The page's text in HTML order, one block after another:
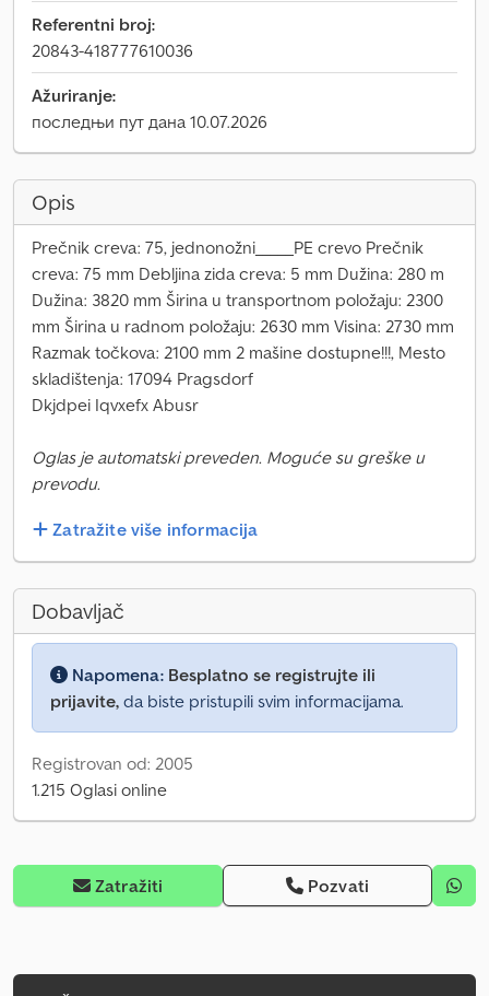
Referentni broj:
20843-418777610036
Ažuriranje:
последњи пут дана 10.07.2026
Opis
Prečnik creva: 75, jednonožni_____PE crevo Prečnik
creva: 75 mm Debljina zida creva: 5 mm Dužina: 280 m
Dužina: 3820 mm Širina u transportnom položaju: 2300
mm Širina u radnom položaju: 2630 mm Visina: 2730 mm
Razmak točkova: 2100 mm 2 mašine dostupne!!!, Mesto
skladištenja: 17094 Pragsdorf
Dkjdpei Iqvxefx Abusr
Oglas je automatski preveden. Moguće su greške u
prevodu.
Zatražite više informacija
Dobavljač
Napomena: Besplatno se registrujte ili
prijavite, da biste pristupili svim informacijama.
Registrovan od: 2005
1.215 Oglasi online
Zatražiti Pozvati